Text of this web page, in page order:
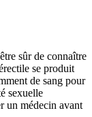
sûr de connaître
se produit
de sang pour
sexuelle
un médecin avant